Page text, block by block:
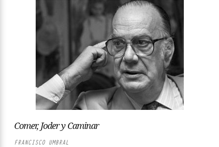
Comer, Joder y Caminar
FRANCISCO UMBRAL